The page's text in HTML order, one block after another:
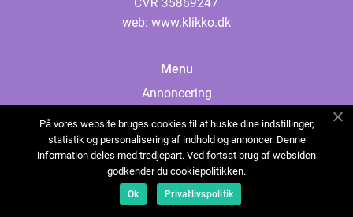
web: www.klikko.dk
Menu
Annoncering
Cookies
Kontakt os
Sitemap
På vores website bruges cookies til at huske dine indstillinger,
statistik og personalisering af indhold og annoncer. Denne
information deles med tredjepart. Ved fortsat brug af websiden
godkender du cookiepolitikken.
Ok Privatlivspolitik